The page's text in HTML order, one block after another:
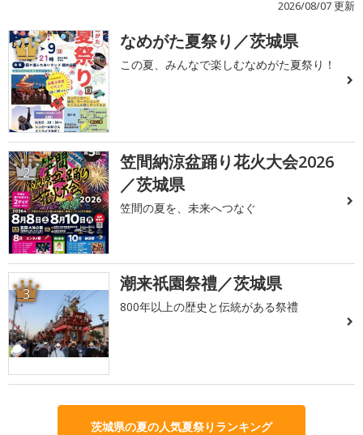
2026/08/07 更新
1 なめがた夏祭り／茨城県
この夏、みんなで楽しむなめがた夏祭り！
2
笠間納涼盆踊り花火大会2026
／茨城県
笠間の夏を、未来へつなぐ
3 潮来祇園祭禮／茨城県
800年以上の歴史と伝統がある祭禮
茨城県の夏の人気夏祭りランキング